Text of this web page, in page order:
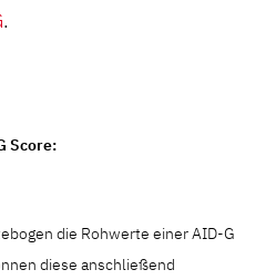
.
Score:
die Rohwerte einer AID-G
diese anschließend